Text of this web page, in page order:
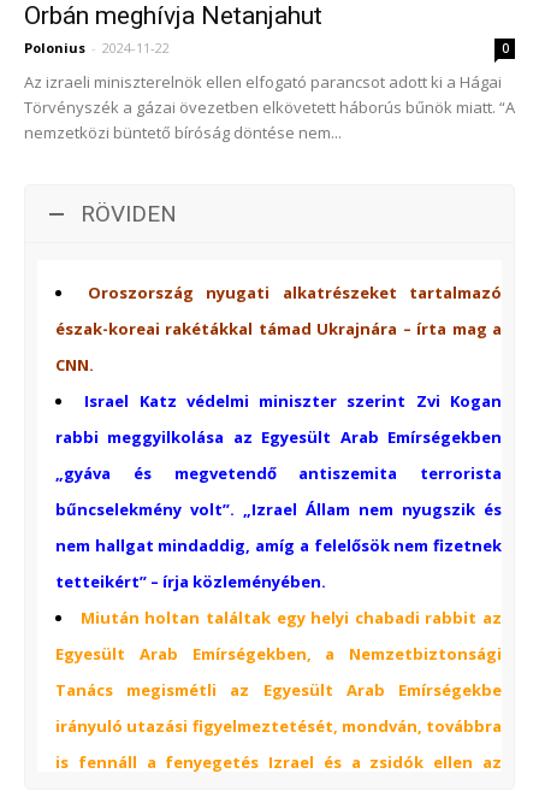
Orbán meghívja Netanjahut
Polonius - 2024-11-22 0
Az izraeli miniszterelnök ellen elfogató parancsot adott ki a Hágai
Törvényszék a gázai övezetben elkövetett háborús bűnök miatt. “A
nemzetközi büntető bíróság döntése nem...
RÖVIDEN
Oroszország nyugati alkatrészeket tartalmazó
észak-koreai rakétákkal támad Ukrajnára – írta mag a
CNN.
Israel Katz védelmi miniszter szerint Zvi Kogan
rabbi meggyilkolása az Egyesült Arab Emírségekben
„gyáva és megvetendő antiszemita terrorista
bűncselekmény volt”. „Izrael Állam nem nyugszik és
nem hallgat mindaddig, amíg a felelősök nem fizetnek
tetteikért” – írja közleményében.
Miután holtan találtakegy helyi chabadi rabbit az
Egyesült Arab Emírségekben, a Nemzetbiztonsági
Tanács megismétli az Egyesült Arab Emírségekbe
irányuló utazási figyelmeztetését, mondván, továbbra
is fennáll a fenyegetés Izrael és a zsidók ellen az